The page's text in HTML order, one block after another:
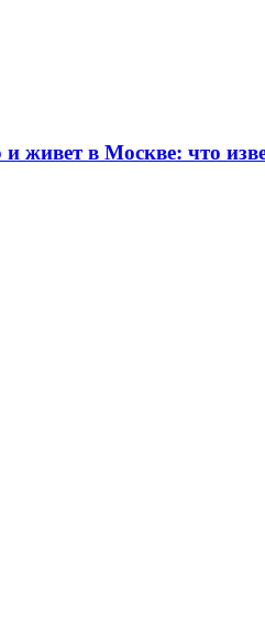
живет в Москве: что